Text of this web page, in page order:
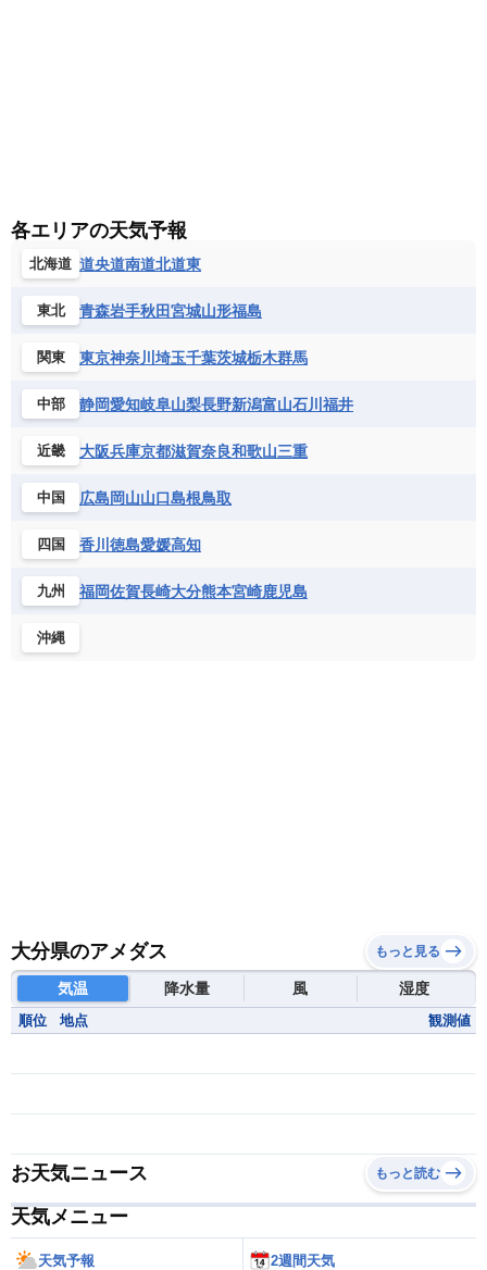
各エリアの天気予報
北海道 道央道南道北道東
東北 青森岩手秋田宮城山形福島
関東 東京神奈川 埼玉千葉茨城栃木群馬
中部 静岡愛知岐阜山梨長野新潟富山石川 福井
近畿 大阪兵庫京都滋賀奈良和歌山三重
中国 広島岡山山口島根鳥取
四国 香川 徳島愛媛高知
九州 福岡佐賀長崎大分熊本宮崎鹿児島
沖縄
大分県のアメダス もっと見る
気温 降水量 風 湿度
順位 地点 観測値
お天気ニュース もっと読む
天気メニュー
天気予報 2週間天気